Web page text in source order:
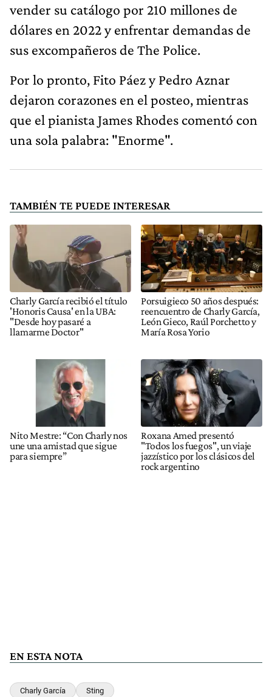
vender su catálogo por 210 millones de
dólares en 2022 y enfrentar demandas de
sus excompañeros de The Police.
Por lo pronto, Fito Páez y Pedro Aznar
dejaron corazones en el posteo, mientras
que el pianista James Rhodes comentó con
una sola palabra: "Enorme".
TAMBIÉN TE PUEDE INTERESAR
Charly García recibió el título
'Honoris Causa' en la UBA:
"Desde hoy pasaré a
llamarme Doctor"
Porsuigieco 50 años después:
reencuentro de Charly García,
León Gieco, Raúl Porchetto y
María Rosa Yorio
Nito Mestre: “Con Charly nos
une una amistad que sigue
para siempre”
Roxana Amed presentó
"Todos los fuegos", un viaje
jazzístico por los clásicos del
rock argentino
EN ESTA NOTA
Charly García Sting